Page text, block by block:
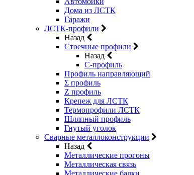
Дома из ЛСТК
Гаражи
ЛСТК-профили
Назад
Стоечные профили
Назад
C-профиль
Профиль направляющий
Σ профиль
Z профиль
Крепеж для ЛСТК
Термопрофили ЛСТК
Шляпный профиль
Гнутый уголок
Сварные металлоконструкции
Назад
Металлические прогоны
Металлическая связь
Металлические балки